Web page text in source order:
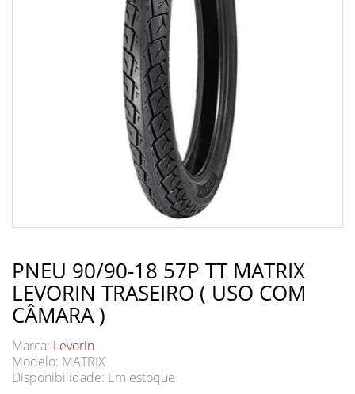
PNEU 90/90-18 57P TT MATRIX
LEVORIN TRASEIRO ( USO COM
CÂMARA )
Marca: Levorin
Modelo: MATRIX
Disponibilidade: Em estoque